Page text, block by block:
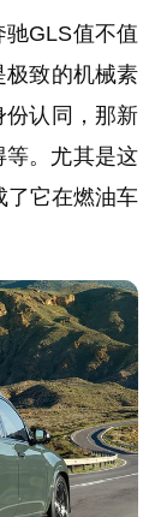
GLS值不值
极致的机械素
份认同，那新
等。尤其是这
了它在燃油车